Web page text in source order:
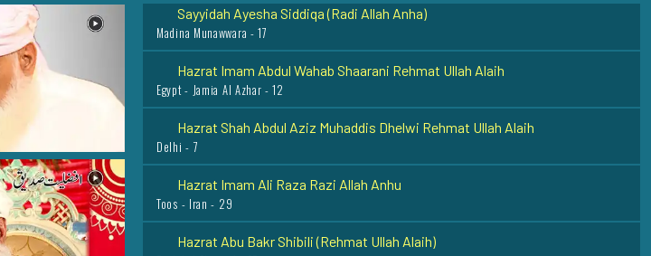
Madina Munawwara - 17
Hazrat Imam Abdul Wahab Shaarani Rehmat Ullah Alaih
Egypt - Jamia Al Azhar - 12
Hazrat Shah Abdul Aziz Muhaddis Dhelwi Rehmat Ullah Alaih
Delhi - 7
Hazrat Imam Ali Raza Razi Allah Anhu
Toos - Iran - 29
Hazrat Abu Bakr Shibili (Rehmat Ullah Alaih)
Baghdad Shareef - 27